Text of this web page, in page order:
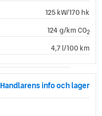
125 kW/170 hk
124 g/km CO2
4,7 l/100 km
Handlarens info och lager